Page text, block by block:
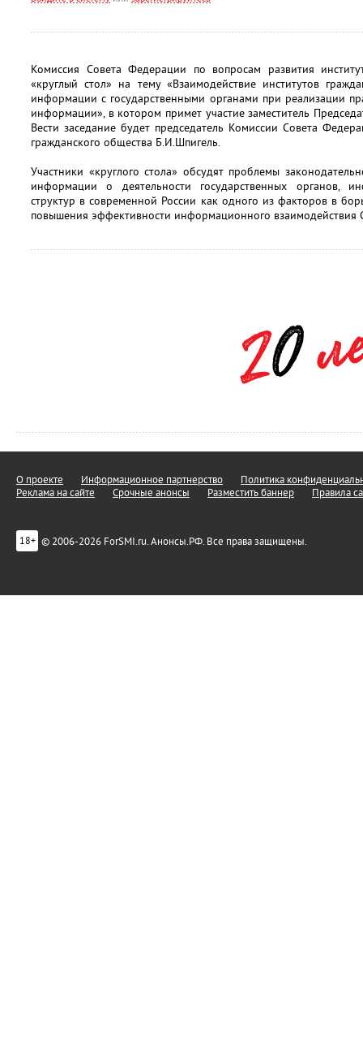
Комиссия Совета Федерации по вопросам развития
«круглый стол» на тему «Взаимодействие институтов
информации с государственными органами при реализации
информации», в котором примет участие заместитель
Вести заседание будет председатель Комиссии Совета
гражданского общества Б.И.Шпигель.
Участники «круглого стола» обсудят проблемы
информации о деятельности государственных органов,
структур в современной России как одного из факторов в
повышения эффективности информационного взаимодействия
О проекте Информационное партнерство
Политика
Реклама на сайте
Срочные анонсы Разместить баннер Правила
18+ © 2006-2026 ForSMI.ru. Анонсы.РФ. Все права защищены.